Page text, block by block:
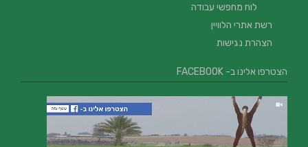
לוח מחפשי עבודה
רשת אתרי הלוויין
הצהרת נגישות
הצטרפו אלינו ב- FACEBOOK